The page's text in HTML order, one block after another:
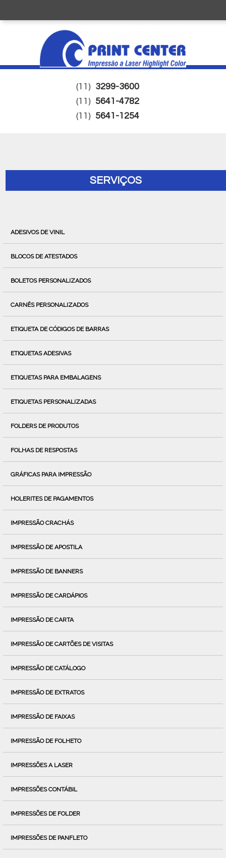
(11) 3299-3600
(11) 5641-4782
(11) 5641-1254
SERVIÇOS
ADESIVOS DE VINIL
BLOCOS DE ATESTADOS
BOLETOS PERSONALIZADOS
CARNÊS PERSONALIZADOS
ETIQUETA DE CÓDIGOS DE BARRAS
ETIQUETAS ADESIVAS
ETIQUETAS PARA EMBALAGENS
ETIQUETAS PERSONALIZADAS
FOLDERS DE PRODUTOS
FOLHAS DE RESPOSTAS
GRÁFICAS PARA IMPRESSÃO
HOLERITES DE PAGAMENTOS
IMPRESSÃO CRACHÁS
IMPRESSÃO DE APOSTILA
IMPRESSÃO DE BANNERS
IMPRESSÃO DE CARDÁPIOS
IMPRESSÃO DE CARTA
IMPRESSÃO DE CARTÕES DE VISITAS
IMPRESSÃO DE CATÁLOGO
IMPRESSÃO DE EXTRATOS
IMPRESSÃO DE FAIXAS
IMPRESSÃO DE FOLHETO
IMPRESSÕES A LASER
IMPRESSÕES CONTÁBIL
IMPRESSÕES DE FOLDER
IMPRESSÕES DE PANFLETO